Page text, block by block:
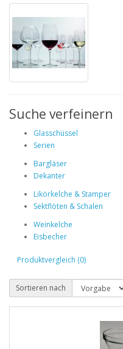
Suche verfeinern
Glasschüssel
Serien
Bargläser
Dekanter
Likörkelche & Stamper
Sektflöten & Schalen
Weinkelche
Eisbecher
Produktvergleich (0)
Sortieren nach